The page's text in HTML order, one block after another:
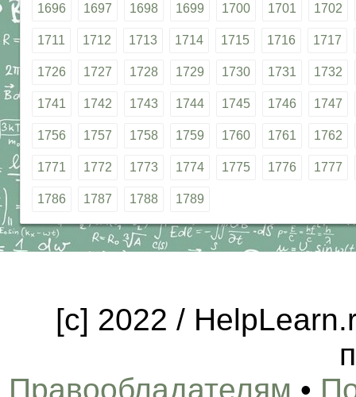
1696 1697 1698 1699 1700 1701 1702
1711 1712 1713 1714 1715 1716 1717
1726 1727 1728 1729 1730 1731 1732
1741 1742 1743 1744 1745 1746 1747
1756 1757 1758 1759 1760 1761 1762
1771 1772 1773 1774 1775 1776 1777
1786 1787 1788 1789
[c] 2022 /
Правообладателям •